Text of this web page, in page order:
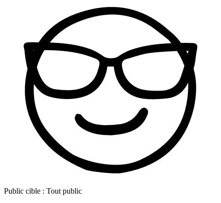
Public cible : Tout public